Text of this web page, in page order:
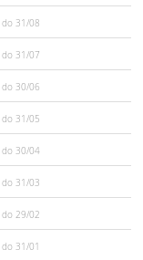
do 31/08
do 31/07
do 30/06
do 31/05
do 30/04
do 31/03
do 29/02
do 31/01